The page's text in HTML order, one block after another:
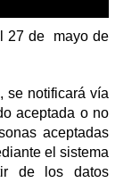
27 de  mayo de
se notificará vía
aceptada o no
aceptadas
el sistema
de los datos